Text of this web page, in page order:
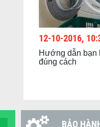
12-10-2016,
Hướng dẫn bạn
đúng cách
BẢO